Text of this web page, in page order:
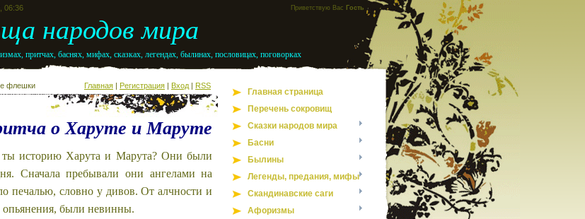
06:36 Приветствую Вас Гость
народов мира
притчах, баснях, мифах, сказках, легендах, былинах, пословицах, поговорках
флешки Главная | Регистрация | Вход | RSS
о Харуте и Маруте
историю Харута и Марута? Они были
Сначала пребывали они ангелами на
печалью, словно у дивов. От алчности и
опьянения, были невинны.
Главная страница
Перечень сокровищ
Сказки народов мира
Басни
Былины
Легенды, предания, мифы
Скандинавские саги
Афоризмы